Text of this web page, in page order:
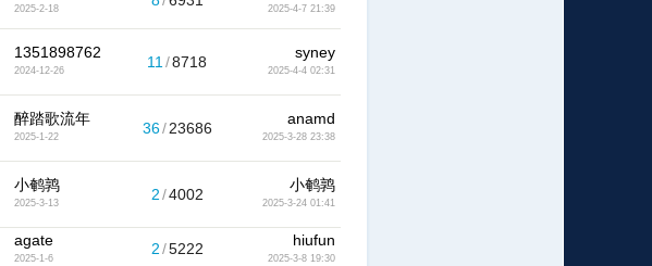
2025-2-18 2025-4-7 21:39
1351898762
2024-12-26
11 /8718
syney
2025-4-4 02:31
醉踏歌流年
2025-1-22
36/ 23686
anamd
2025-3-28 23:38
小鹌鹑
2025-3-13
2/4002
小鹌鹑
2025-3-24 01:41
agate
2025-1-6
2/5222 hiufun
2025-3-8 19:30